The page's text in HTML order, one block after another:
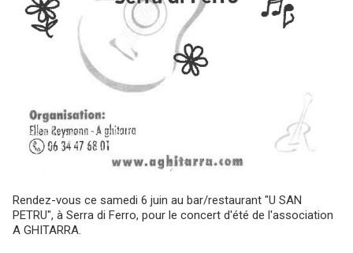
Rendez-vous ce samedi 6 juin au bar/restaurant "U SAN
PETRU", à Serra di Ferro, pour le concert d'été de l'association
A GHITARRA.